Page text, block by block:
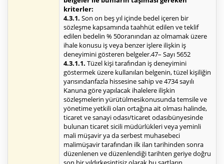
kriterler:
4.3.1. Son on beş yıl içinde bedel içeren bir
sözleşme kapsamında taahhüt edilen ve teklif
edilen bedelin % 50oranından az olmamak üzere
ihale konusu iş veya benzer işlere ilişkin iş
deneyimini gösteren belgeler.47– Sayı 5652
4.3.1.1. Tüzel kişi tarafından iş deneyimini
göstermek üzere kullanılan belgenin, tüzel kişiliğin
yarısındanfazla hissesine sahip ve 4734 sayılı
Kanuna göre yapılacak ihalelere ilişkin
sözleşmelerin yürütülmesikonusunda temsile ve
yönetime yetkili olan ortağına ait olması halinde,
ticaret ve sanayi odası/ticaret odasıbünyesinde
bulunan ticaret sicili müdürlükleri veya yeminli
mali müşavir ya da serbest muhasebeci
malimüşavir tarafından ilk ilan tarihinden sonra
düzenlenen ve düzenlendiği tarihten geriye doğru